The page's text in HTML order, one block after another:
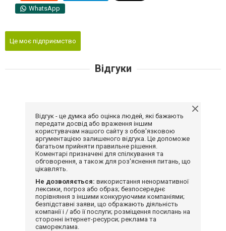
WhatsApp
Це моє підприємство
Відгуки
Відгук - це думка або оцінка людей, які бажають
передати досвід або враження іншим
користувачам нашого сайту з обов'язковою
аргументацією залишеного відгука. Це допоможе
багатьом прийняти правильне рішення.
Коментарі призначені для спілкування та
обговорення, а також для роз'яснення питань, що
цікавлять.
Не дозволяється: використання ненормативної
лексики, погроз або образ; безпосереднє
порівняння з іншими конкуруючими компаніями;
безпідставні заяви, що ображають діяльність
компанії і / або її послуги; розміщення посилань на
сторонні інтернет-ресурси; реклама та
самореклама.